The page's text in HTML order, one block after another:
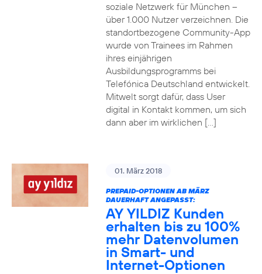
soziale Netzwerk für München –
über 1.000 Nutzer verzeichnen. Die
standortbezogene Community-App
wurde von Trainees im Rahmen
ihres einjährigen
Ausbildungsprogramms bei
Telefónica Deutschland entwickelt.
Mitwelt sorgt dafür, dass User
digital in Kontakt kommen, um sich
dann aber im wirklichen […]
01. März 2018
PREPAID-OPTIONEN AB MÄRZ
DAUERHAFT ANGEPASST:
AY YILDIZ Kunden
erhalten bis zu 100%
mehr Datenvolumen
in Smart- und
Internet-Optionen